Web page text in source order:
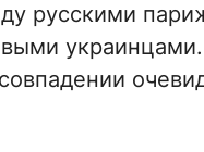
русскими